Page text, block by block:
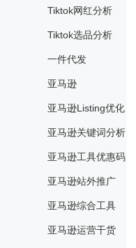
Tiktok网红分析
Tiktok选品分析
一件代发
亚马逊
亚马逊Listing优化
亚马逊关键词分析
亚马逊工具优惠码
亚马逊站外推广
亚马逊综合工具
亚马逊运营干货